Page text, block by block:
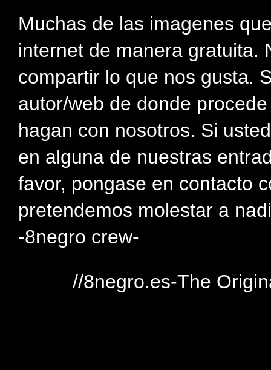
Muchas de las imagenes
internet de manera gratuita.
compartir lo que nos gusta.
autor/web de donde
hagan con nosotros. Si
en alguna de nuestras
favor, pongase en contacto
pretendemos molestar a
-8negro crew-
//8negro.es-The